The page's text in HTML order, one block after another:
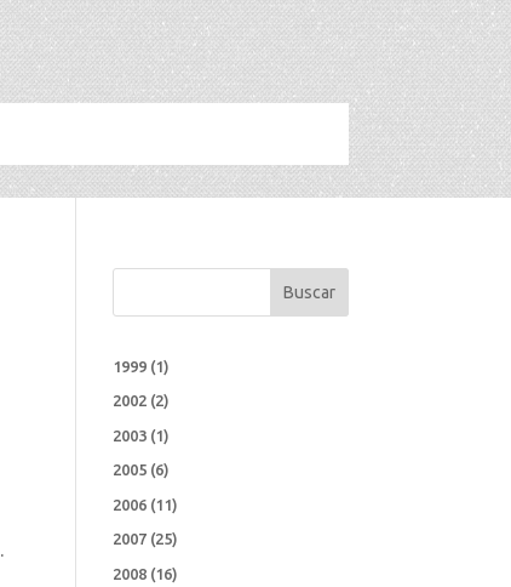
Buscar
1999 (1)
2002 (2)
2003 (1)
2005 (6)
2006 (11)
2007 (25)
2008 (16)